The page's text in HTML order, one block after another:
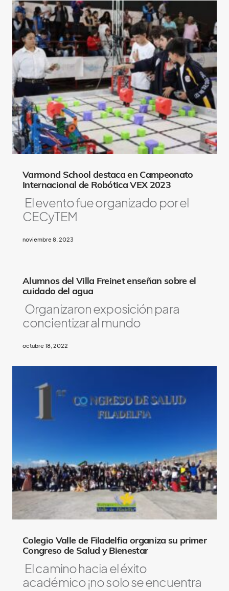
i
k
e
Varmond School destaca en Campeonato
Internacional de Robótica VEX 2023
El evento fue organizado por el
CECyTEM
noviembre 8, 2023
Alumnos del Villa Freinet enseñan sobre el
cuidado del agua
Organizaron exposición para
concientizar al mundo
octubre 18, 2022
Colegio Valle de Filadelfia organiza su primer
Congreso de Salud y Bienestar
El camino hacia el éxito
académico ¡no solo se encuentra